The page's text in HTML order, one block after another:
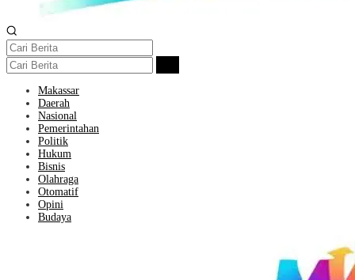
Makassar
Daerah
Nasional
Pemerintahan
Politik
Hukum
Bisnis
Olahraga
Otomatif
Opini
Budaya